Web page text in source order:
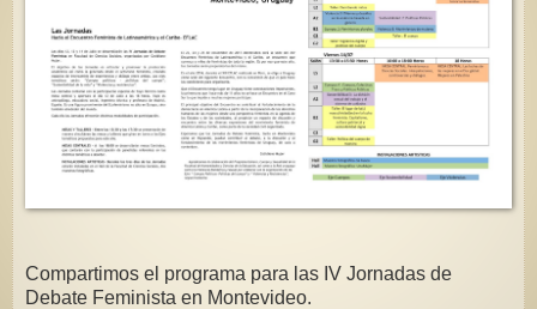
Compartimos el programa para las IV Jornadas de
Debate Feminista en Montevideo.